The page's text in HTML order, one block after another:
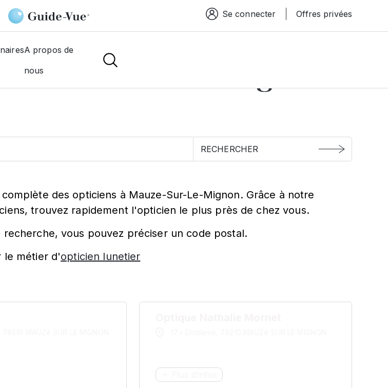
Espace connexion
Se connecter Offres privées
A propos de
nous
àMauze-Sur-Le-Mignon
des opticiens à Mauze-Sur-Le-Mignon. Grâce à notre
trouvez rapidement l'opticien le plus près de chez vous.
recherche, vous pouvez préciser un code postal.
le métier d'opticien lunetier